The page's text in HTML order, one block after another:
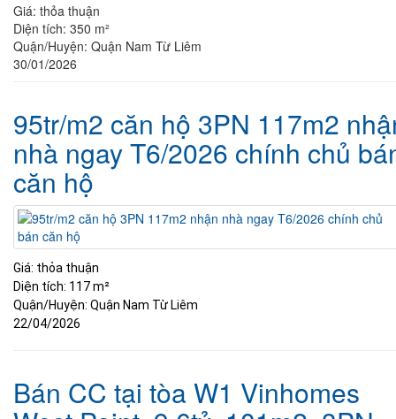
Giá: thỏa thuận
Diện tích: 350 m²
Quận/Huyện: Quận Nam Từ Liêm
30/01/2026
95tr/m2 căn hộ 3PN 117m2
nhà ngay T6/2026 chính chủ
căn hộ
Giá: thỏa thuận
Diện tích: 117 m²
Quận/Huyện: Quận Nam Từ Liêm
22/04/2026
Bán CC tại tòa W1 Vinhomes